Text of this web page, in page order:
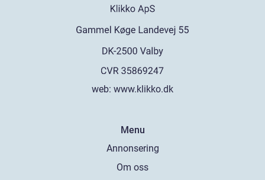
web: www.klikko.dk
Menu
Annonsering
Om oss